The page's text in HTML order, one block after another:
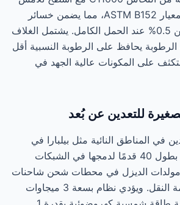
مطلية بالفضة وفقًا لمعيار ASTM B152، مما يضمن خسائر
مقاومة ضئيلة تقل عن 0.5% عند الحمل الكامل. يشتمل الغلاف
الرطوبة يحافظ على الرطوبة النسبية أقل
التكثف على المكونات عالية الجهد في
للتعدين عن بُعد
في المناطق النائية مثل بيلبارا في
أستراليا حاوية BESS بطول 40 قدمًا لدمجها في الشبكات
مولدات الديزل في محطات شحن شاحنات
النقل ومحركات أحزمة النقل. ويؤدي نظام بسعة 3 ميجاوات